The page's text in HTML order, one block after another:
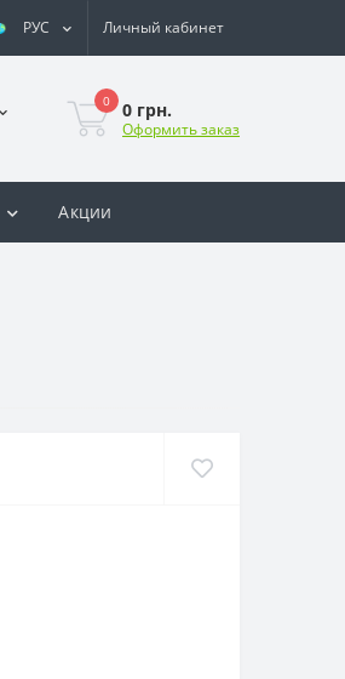
РУС Личный кабинет
0 0 грн.
Оформить заказ
Акции